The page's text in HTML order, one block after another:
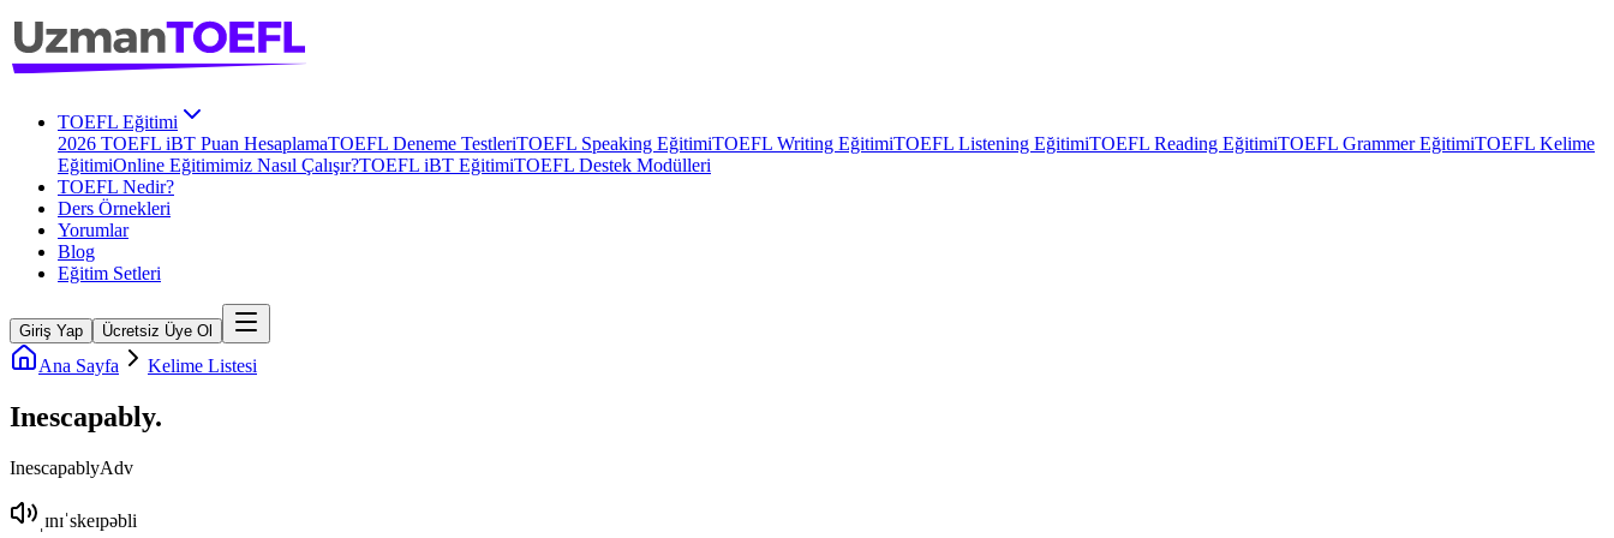
TOEFL Eğitimi
2026 TOEFL iBT Puan HesaplamaTOEFL Deneme TestleriTOEFL Speaking EğitimiTOEFL Writing EğitimiTOEFL Listening EğitimiTOEFL Reading EğitimiTOEFL Grammer EğitimiTOEFL Kelime
EğitimiOnline Eğitimimiz Nasıl Çalışır?TOEFL iBT EğitimiTOEFL Destek Modülleri
TOEFL Nedir?
Ders Örnekleri
Yorumlar
Blog
Eğitim Setleri
Giriş Yap Ücretsiz Üye Ol
Ana Sayfa Kelime Listesi
Inescapably.
InescapablyAdv
ˌɪnɪˈskeɪpəbli